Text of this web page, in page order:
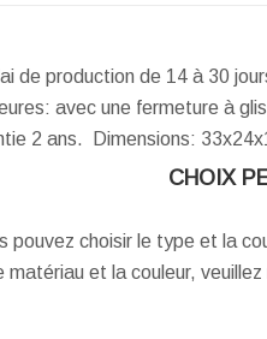
de production de 14 à 30
avec une fermeture à
2 ans.
Dimensions:
CHOIX
pouvez choisir le type et la
matériau et la couleur,